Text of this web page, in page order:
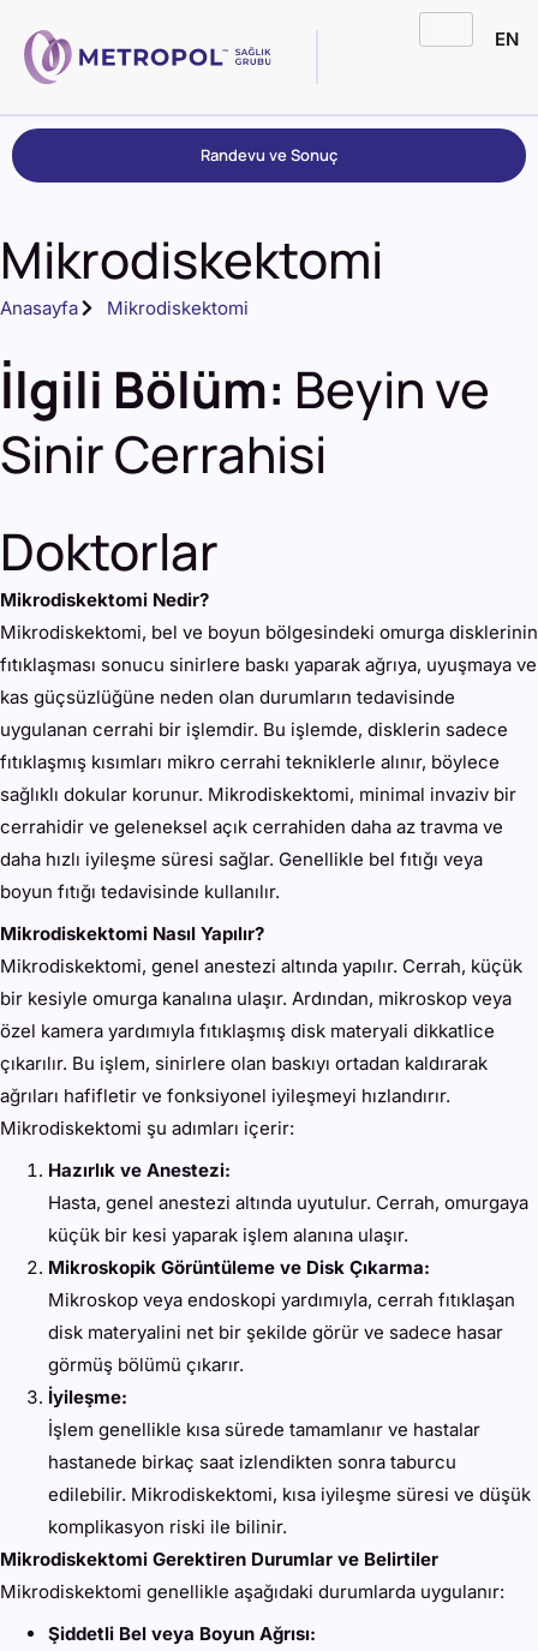
EN
Randevu ve Sonuç
Mikrodiskektomi
Anasayfa Mikrodiskektomi
İlgili Bölüm: Beyin ve
Sinir Cerrahisi
Doktorlar
Mikrodiskektomi Nedir?
Mikrodiskektomi, bel ve boyun bölgesindeki omurga disklerinin
fıtıklaşması sonucu sinirlere baskı yaparak ağrıya, uyuşmaya ve
kas güçsüzlüğüne neden olan durumların tedavisinde
uygulanan cerrahi bir işlemdir. Bu işlemde, disklerin sadece
fıtıklaşmış kısımları mikro cerrahi tekniklerle alınır, böylece
sağlıklı dokular korunur. Mikrodiskektomi, minimal invaziv bir
cerrahidir ve geleneksel açık cerrahiden daha az travma ve
daha hızlı iyileşme süresi sağlar. Genellikle bel fıtığı veya
boyun fıtığı tedavisinde kullanılır.
Mikrodiskektomi Nasıl Yapılır?
Mikrodiskektomi, genel anestezi altında yapılır. Cerrah, küçük
bir kesiyle omurga kanalına ulaşır. Ardından, mikroskop veya
özel kamera yardımıyla fıtıklaşmış disk materyali dikkatlice
çıkarılır. Bu işlem, sinirlere olan baskıyı ortadan kaldırarak
ağrıları hafifletir ve fonksiyonel iyileşmeyi hızlandırır.
Mikrodiskektomi şu adımları içerir:
Hazırlık ve Anestezi:
Hasta, genel anestezi altında uyutulur. Cerrah, omurgaya
küçük bir kesi yaparak işlem alanına ulaşır.
Mikroskopik Görüntüleme ve Disk Çıkarma:
Mikroskop veya endoskopi yardımıyla, cerrah fıtıklaşan
disk materyalini net bir şekilde görür ve sadece hasar
görmüş bölümü çıkarır.
İyileşme:
İşlem genellikle kısa sürede tamamlanır ve hastalar
hastanede birkaç saat izlendikten sonra taburcu
edilebilir. Mikrodiskektomi, kısa iyileşme süresi ve düşük
komplikasyon riski ile bilinir.
Mikrodiskektomi Gerektiren Durumlar ve Belirtiler
Mikrodiskektomi genellikle aşağıdaki durumlarda uygulanır:
Şiddetli Bel veya Boyun Ağrısı: